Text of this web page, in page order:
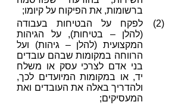
ברשומות, את הפיקוח על קיומו;
(2)
לפקח על הבטיחות בעבודה
(להלן – בטיחות), על הגיהות
המקצועית (להלן – גיהות) ועל
הרווחה במקומות שבהם עובדים
בני אדם לצרכי עסק או משלח
יד, או במקומות המיועדים לכך,
ולהדריך באלה את העובדים ואת
המעסיקים;